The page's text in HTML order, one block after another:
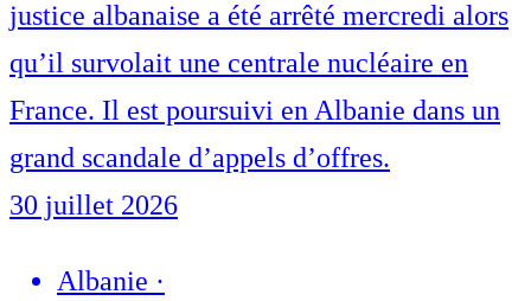
justice albanaise a été arrêté mercredi alors
qu’il survolait une centrale nucléaire en
France. Il est poursuivi en Albanie dans un
grand scandale d’appels d’offres.
30 juillet 2026
Albanie ·